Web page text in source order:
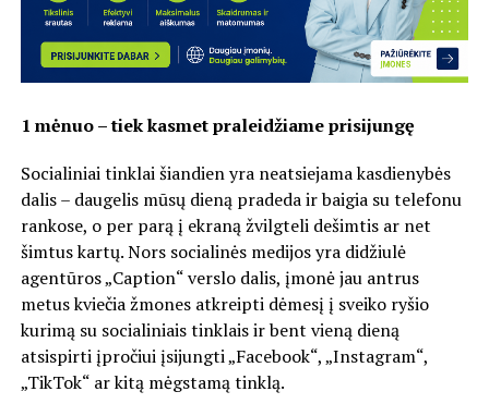
1 mėnuo – tiek kasmet praleidžiame prisijungę
Socialiniai tinklai šiandien yra neatsiejama kasdienybės
dalis – daugelis mūsų dieną pradeda ir baigia su telefonu
rankose, o per parą į ekraną žvilgteli dešimtis ar net
šimtus kartų. Nors socialinės medijos yra didžiulė
agentūros „Caption“ verslo dalis, įmonė jau antrus
metus kviečia žmones atkreipti dėmesį į sveiko ryšio
kurimą su socialiniais tinklais ir bent vieną dieną
atsispirti įpročiui įsijungti „Facebook“, „Instagram“,
„TikTok“ ar kitą mėgstamą tinklą.